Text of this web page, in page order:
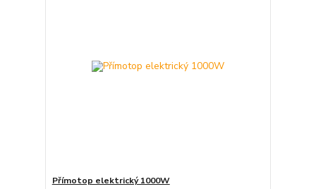
Přímotop elektrický 1000W